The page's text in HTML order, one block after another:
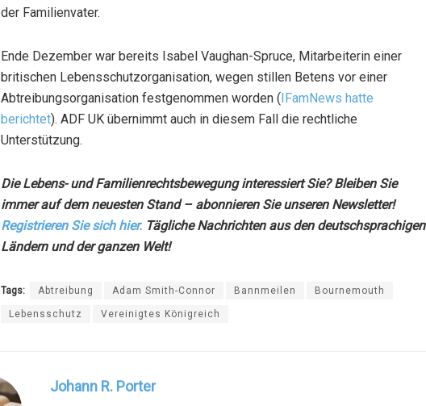
der Familienvater.
Ende Dezember war bereits Isabel Vaughan-Spruce, Mitarbeiterin einer
britischen Lebensschutzorganisation, wegen stillen Betens vor einer
Abtreibungsorganisation festgenommen worden (IFamNews hatte
berichtet). ADF UK übernimmt auch in diesem Fall die rechtliche
Unterstützung.
Die Lebens- und Familienrechtsbewegung interessiert Sie? Bleiben Sie
immer auf dem neuesten Stand – abonnieren Sie unseren Newsletter!
Registrieren Sie sich hier. Tägliche Nachrichten aus den deutschsprachigen
Ländern und der ganzen Welt!
Tags: Abtreibung Adam Smith-Connor Bannmeilen Bournemouth
Lebensschutz Vereinigtes Königreich
Johann R. Porter